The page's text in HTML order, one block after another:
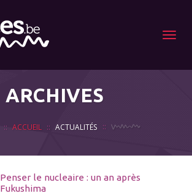
Menu
ARCHIVES
ACCUEIL ACTUALITÉS
Penser le nucleaire : un an après
Fukushima